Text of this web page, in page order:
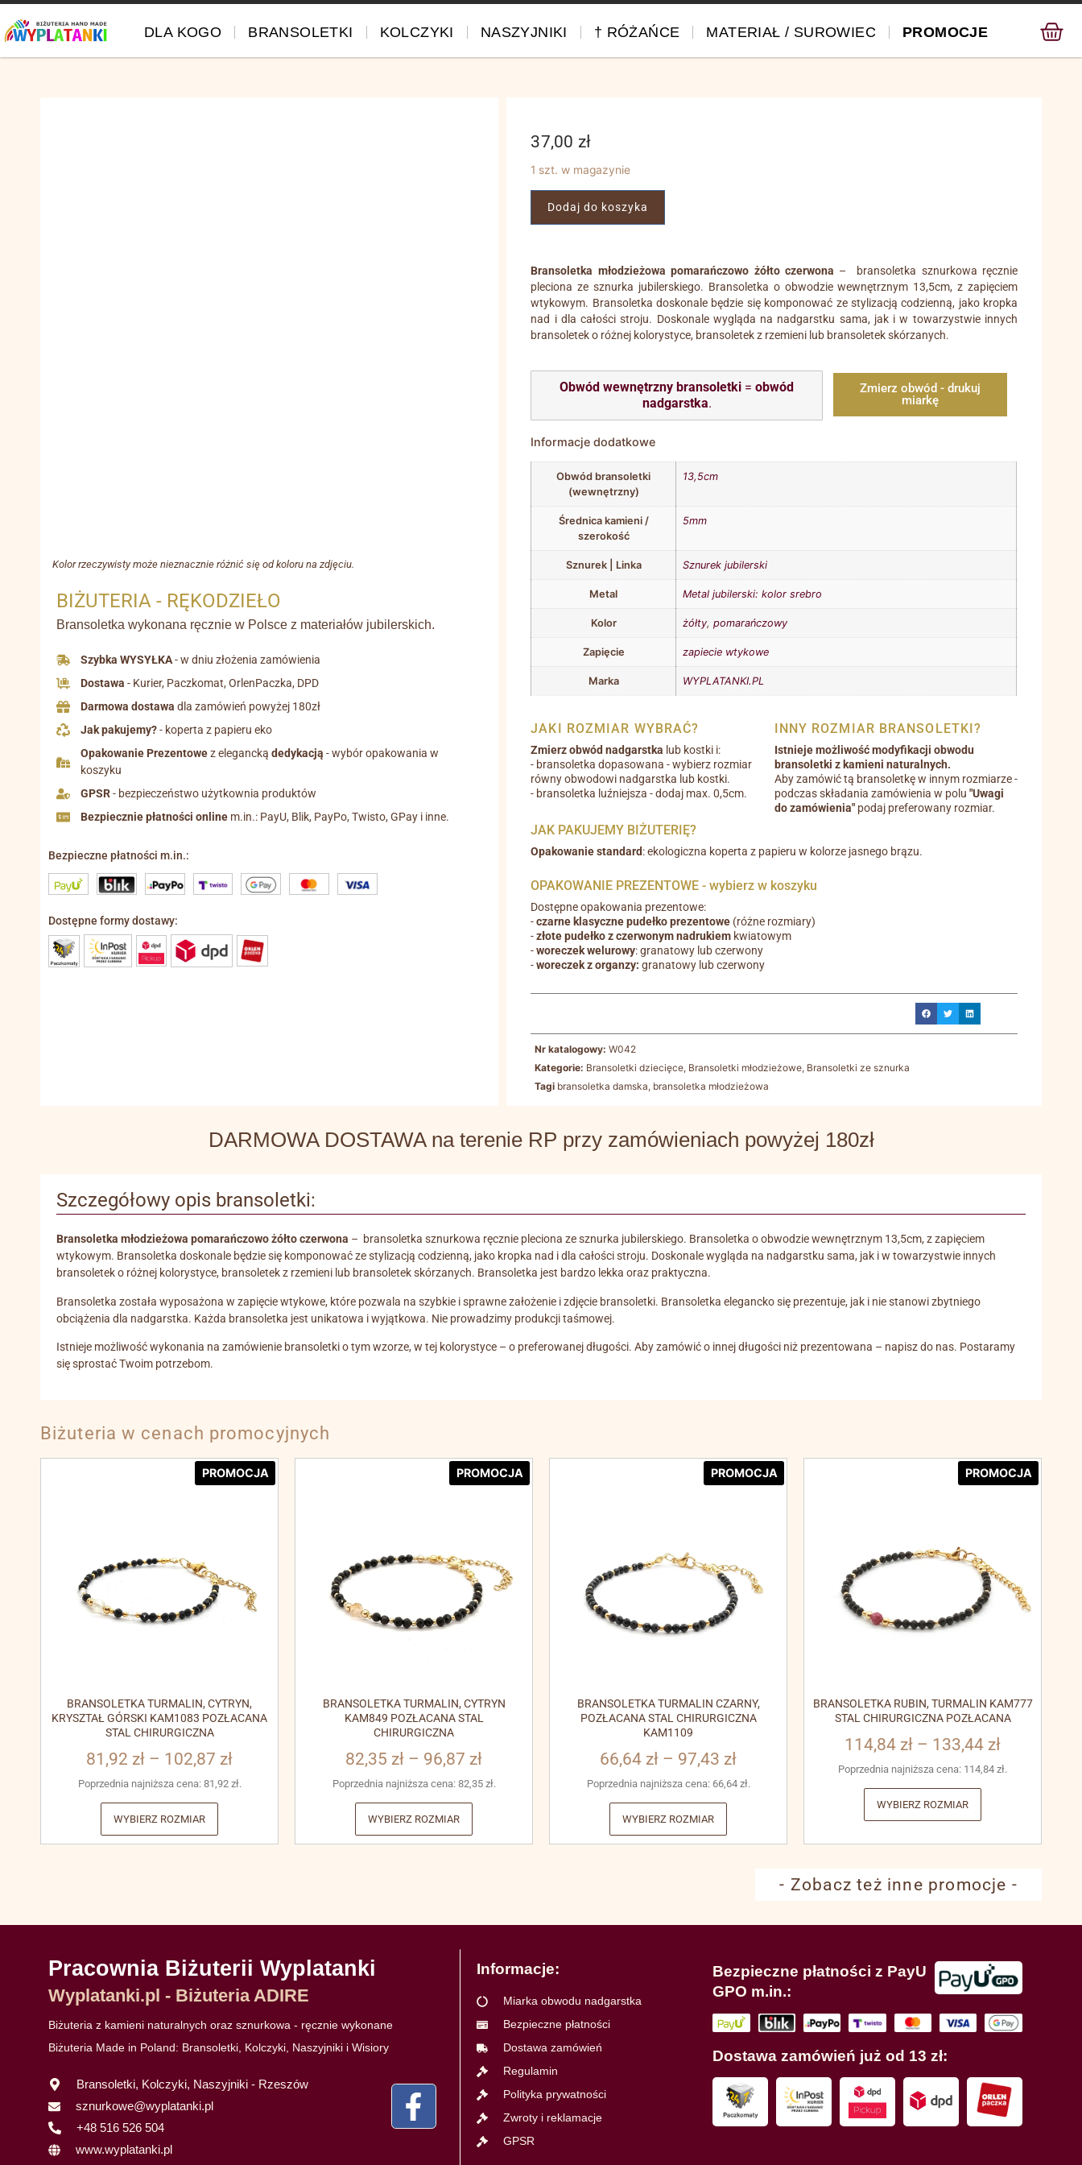
DLA KOGO BRANSOLETKI KOLCZYKI NASZYJNIKI † RÓŻAŃCE MATERIAŁ / SUROWIEC PROMOCJE
Kolor rzeczywisty może nieznacznie różnić się od koloru na zdjęciu.
BIŻUTERIA - RĘKODZIEŁO
Bransoletka wykonana ręcznie w Polsce z materiałów jubilerskich.
Szybka WYSYŁKA- w dniu złożenia zamówienia
Dostawa - Kurier, Paczkomat, OrlenPaczka, DPD
Darmowa dostawa dla zamówień powyżej 180zł
Jak pakujemy?- koperta z papieru eko
Opakowanie Prezentowez eleganckądedykacją - wybór opakowania w
koszyku
GPSR- bezpieczeństwo użytkownia produktów
Bezpiecznie płatności online m.in.: PayU, Blik, PayPo, Twisto, GPay i inne.
Bezpieczne płatności m.in.:
Dostępne formy dostawy:
37,00 zł
1 szt. w magazynie
Dodaj do koszyka
Bransoletka młodzieżowa pomarańczowo żółto czerwona – bransoletka sznurkowa ręcznie
pleciona ze sznurka jubilerskiego. Bransoletka o obwodzie wewnętrznym 13,5cm, z zapięciem
wtykowym. Bransoletka doskonale będzie się komponować ze stylizacją codzienną, jako kropka
nad i dla całości stroju. Doskonale wygląda na nadgarstku sama, jak i w towarzystwie innych
bransoletek o różnej kolorystyce, bransoletek z rzemieni lub bransoletek skórzanych.
Obwód wewnętrzny bransoletki =obwód
nadgarstka.
Zmierz obwód - drukuj
miarkę
Informacje dodatkowe
Obwód bransoletki
(wewnętrzny)
13,5cm
Średnica kamieni /
szerokość
5mm
Sznurek | Linka Sznurek jubilerski
Metal Metal jubilerski: kolor srebro
Kolor żółty,pomarańczowy
Zapięcie zapiecie wtykowe
Marka WYPLATANKI.PL
JAKI ROZMIAR WYBRAĆ?
Zmierz obwód nadgarstka lub kostki i:
- bransoletka dopasowana - wybierz rozmiar
równy obwodowi nadgarstka lub kostki.
- bransoletka luźniejsza - dodaj max. 0,5cm.
INNY ROZMIAR BRANSOLETKI?
Istnieje możliwość modyfikacji obwodu
bransoletki z kamieni naturalnych.
Aby zamówić tą bransoletkę w innym rozmiarze -
podczas składania zamówienia w polu "Uwagi
do zamówienia"podaj preferowany rozmiar.
JAK PAKUJEMY BIŻUTERIĘ?
Opakowanie standard: ekologiczna koperta z papieru w kolorze jasnego brązu.
OPAKOWANIE PREZENTOWE - wybierz w koszyku
Dostępne opakowania prezentowe:
-czarne klasyczne pudełko prezentowe (różne rozmiary)
-złote pudełko z czerwonym nadrukiem kwiatowym
-woreczek welurowy: granatowy lub czerwony
-woreczek z organzy: granatowy lub czerwony
Nr katalogowy:W042
Kategorie: Bransoletki dziecięce, Bransoletki młodzieżowe, Bransoletki ze sznurka
Tagi bransoletka damska, bransoletka młodzieżowa
DARMOWA DOSTAWA na terenie RP przy zamówieniach powyżej 180zł
Szczegółowy opis bransoletki:
Bransoletka młodzieżowa pomarańczowo żółto czerwona – bransoletka sznurkowa ręcznie pleciona ze sznurka jubilerskiego. Bransoletka o obwodzie wewnętrznym 13,5cm, z zapięciem
wtykowym. Bransoletka doskonale będzie się komponować ze stylizacją codzienną, jako kropka nad i dla całości stroju. Doskonale wygląda na nadgarstku sama, jak i w towarzystwie innych
bransoletek o różnej kolorystyce, bransoletek z rzemieni lub bransoletek skórzanych. Bransoletka jest bardzo lekka oraz praktyczna.
Bransoletka została wyposażona w zapięcie wtykowe, które pozwala na szybkie i sprawne założenie i zdjęcie bransoletki. Bransoletka elegancko się prezentuje, jak i nie stanowi zbytniego
obciążenia dla nadgarstka. Każda bransoletka jest unikatowa i wyjątkowa. Nie prowadzimy produkcji taśmowej.
Istnieje możliwość wykonania na zamówienie bransoletki o tym wzorze, w tej kolorystyce – o preferowanej długości. Aby zamówić o innej długości niż prezentowana – napisz do nas. Postaramy
się sprostać Twoim potrzebom.
Biżuteria w cenach promocyjnych
PROMOCJA
BRANSOLETKA TURMALIN, CYTRYN,
KRYSZTAŁ GÓRSKI KAM1083 POZŁACANA
STAL CHIRURGICZNA
81,92 zł – 102,87 zł
Poprzednia najniższa cena: 81,92 zł.
WYBIERZ ROZMIAR
PROMOCJA
BRANSOLETKA TURMALIN, CYTRYN
KAM849 POZŁACANA STAL
CHIRURGICZNA
82,35 zł – 96,87 zł
Poprzednia najniższa cena: 82,35 zł.
WYBIERZ ROZMIAR
PROMOCJA
BRANSOLETKA TURMALIN CZARNY,
POZŁACANA STAL CHIRURGICZNA
KAM1109
66,64 zł – 97,43 zł
Poprzednia najniższa cena: 66,64 zł.
WYBIERZ ROZMIAR
PROMOCJA
BRANSOLETKA RUBIN, TURMALIN KAM777
STAL CHIRURGICZNA POZŁACANA
114,84 zł – 133,44 zł
Poprzednia najniższa cena: 114,84 zł.
WYBIERZ ROZMIAR
- Zobacz też inne promocje -
Pracownia Biżuterii Wyplatanki
Wyplatanki.pl - Biżuteria ADIRE
Biżuteria z kamieni naturalnych oraz sznurkowa - ręcznie wykonane
Biżuteria Made in Poland: Bransoletki, Kolczyki, Naszyjniki i Wisiory
Bransoletki, Kolczyki, Naszyjniki - Rzeszów
sznurkowe@wyplatanki.pl
+48 516 526 504
www.wyplatanki.pl
Informacje:
Miarka obwodu nadgarstka
Bezpieczne płatności
Dostawa zamówień
Regulamin
Polityka prywatności
Zwroty i reklamacje
GPSR
Bezpieczne płatności z PayU
GPO m.in.:
Dostawa zamówień już od 13 zł: